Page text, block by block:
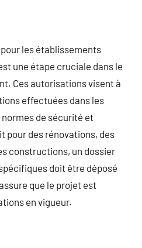
les établissements
une étape cruciale dans le
Ces autorisations visent à
effectuées dans les
de sécurité et
pour des rénovations, des
constructions, un dossier
doit être déposé
que le projet est
en vigueur.